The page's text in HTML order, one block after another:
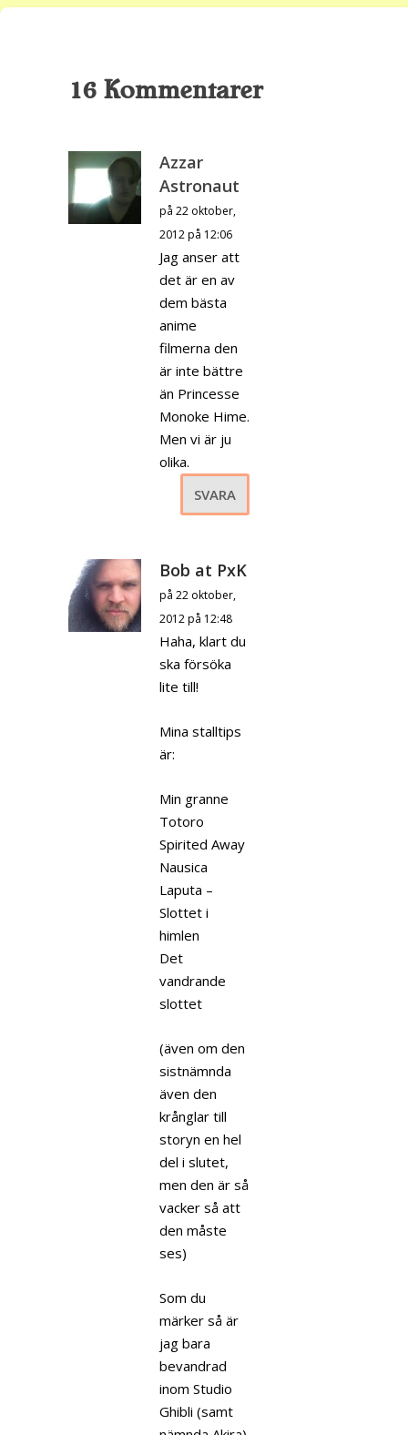
16 Kommentarer
Azzar
Astronaut
på 22 oktober,
2012 på 12:06
Jag anser att
det är en av
dem bästa
anime
filmerna den
är inte bättre
än Princesse
Monoke Hime.
Men vi är ju
olika.
SVARA
Bob at PxK
på 22 oktober,
2012 på 12:48
Haha, klart du
ska försöka
lite till!
Mina stalltips
är:
Min granne
Totoro
Spirited Away
Nausica
Laputa –
Slottet i
himlen
Det
vandrande
slottet
(även om den
sistnämnda
även den
krånglar till
storyn en hel
del i slutet,
men den är så
vacker så att
den måste
ses)
Som du
märker så är
jag bara
bevandrad
inom Studio
Ghibli (samt